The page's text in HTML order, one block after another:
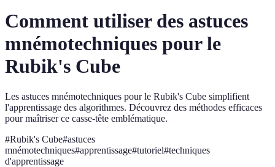
Comment utiliser des astuces
mnémotechniques pour le
Rubik's Cube
Les astuces mnémotechniques pour le Rubik's Cube simplifient
l'apprentissage des algorithmes. Découvrez des méthodes efficaces
pour maîtriser ce casse-tête emblématique.
#Rubik's Cube#astuces
mnémotechniques#apprentissage#tutoriel#techniques
d'apprentissage